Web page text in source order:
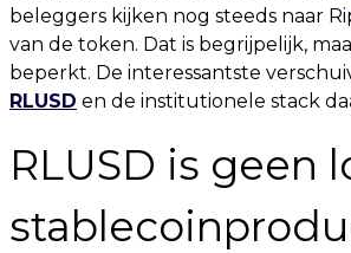
beleggers kijken nog steeds naar
van de token. Dat is begrijpelijk,
beperkt. De interessantste
RLUSD en de institutionele stack
RLUSD is geen